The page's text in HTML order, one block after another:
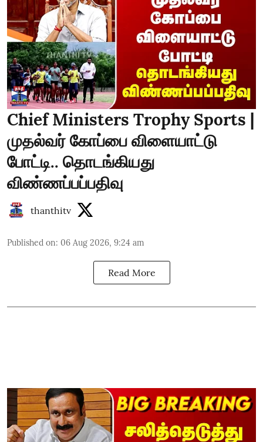
Chief Ministers Trophy Sports |
முதல்வர் கோப்பை விளையாட்டு
போட்டி.. தொடங்கியது
விண்ணப்பப்பதிவு
thanthitv
Published on: 06 Aug 2026, 9:24 am
Read More